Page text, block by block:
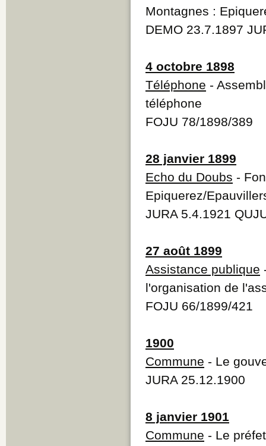
Montagnes :
DEMO 23.7.1897
4 octobre 1898
Téléphone -
téléphone
FOJU 78/1898/389
28 janvier 1899
Echo du Doubs -
Epiquerez/
JURA 5.4.1921
27 août 1899
Assistance publique
l'organisation de
FOJU 66/1899/421
1900
Commune - Le
JURA 25.12.1900
8 janvier 1901
Commune - Le